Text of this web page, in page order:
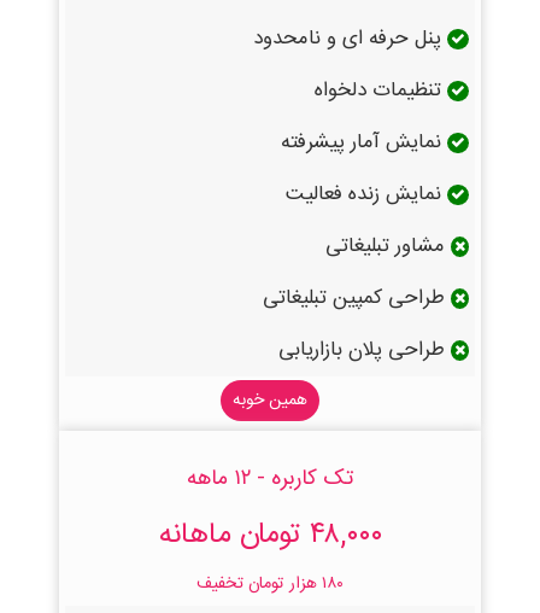
پنل حرفه ای و نامحدود
تنظیمات دلخواه
نمایش آمار پیشرفته
نمایش زنده فعالیت
مشاور تبلیغاتی
طراحی کمپین تبلیغاتی
طراحی پلان بازاریابی
همین خوبه
تک کاربره - ۱۲ ماهه
۴۸,۰۰۰ تومان ماهانه
۱۸۰ هزار تومان تخفیف